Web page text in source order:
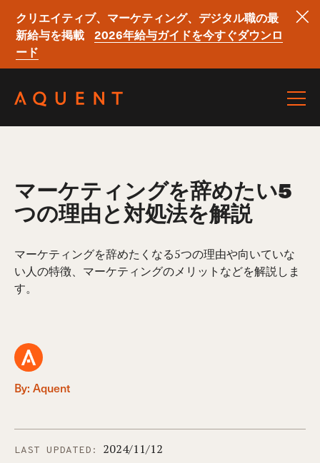
クリエイティブ、マーケティング、デジタル職の最
新給与を掲載
2026年給与ガイドを今すぐダウンロ
ード
マーケティングを辞めたい5
つの理由と対処法を解説
By: Aquent
マーケティングを辞めたくなる5つの理由や向いていな
い人の特徴、マーケティングのメリットなどを解説しま
す。
LAST UPDATED: 2024/11/12